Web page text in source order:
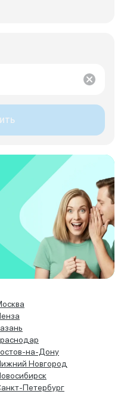
на-Дону
Новгород
Петербург